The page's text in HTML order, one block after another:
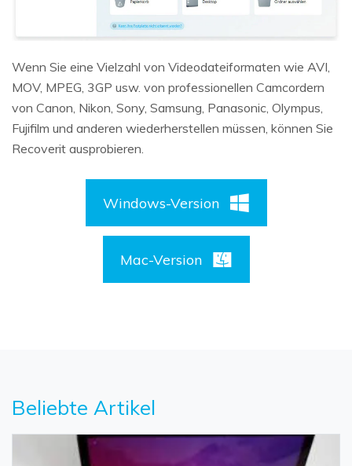
Wenn Sie eine Vielzahl von Videodateiformaten wie AVI,
MOV, MPEG, 3GP usw. von professionellen Camcordern
von Canon, Nikon, Sony, Samsung, Panasonic, Olympus,
Fujifilm und anderen wiederherstellen müssen, können Sie
Recoverit ausprobieren.
Windows-Version
Mac-Version
Beliebte Artikel